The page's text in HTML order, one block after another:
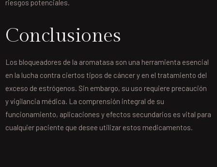
riesgos potenciales.
Conclusiones
Los bloqueadores de la aromatasa son una herramienta esencial
en la lucha contra ciertos tipos de cáncer y en el tratamiento del
exceso de estrógenos. Sin embargo, su uso requiere precaución
y vigilancia médica. La comprensión integral de su
funcionamiento, aplicaciones y efectos secundarios es vital para
cualquier paciente que desee utilizar estos medicamentos.